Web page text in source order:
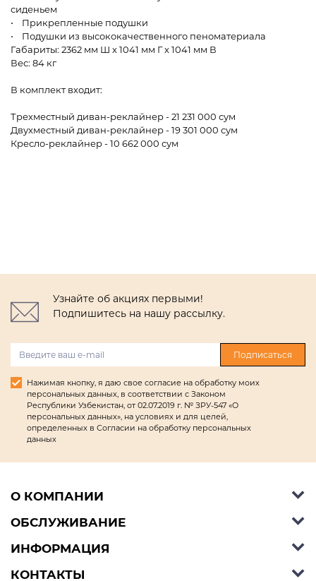
сиденьем
• Прикрепленные подушки
• Подушки из высококачественного пеноматериала
Габариты: 2362 мм Ш x 1041 мм Г x 1041 мм В
Вес: 84 кг
В комплект входит:
Трехместный диван-реклайнер - 21 231 000 сум
Двухместный диван-реклайнер - 19 301 000 сум
Кресло-реклайнер - 10 662 000 сум
Узнайте об акциях первыми!
Подпишитесь на нашу рассылку.
Подписаться
Нажимая кнопку, я даю свое согласие на обработку моих
персональных данных, в соответствии с Законом
Республики Узбекистан, от 02.07.2019 г. № ЗРУ-547 «О
персональных данных», на условиях и для целей,
определенных в Согласии на обработку персональных
данных
О КОМПАНИИ
Об Ashley Furniture HomeStore
Контакты
ОБСЛУЖИВАНИЕ
Справочный центр
Способы оплаты
ИНФОРМАЦИЯ
Блог
КОНТАКТЫ